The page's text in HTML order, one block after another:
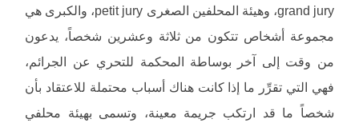
grand jury، وهيئة المحلفين الصغرى petit jury، والكبرى هي
مجموعة أشخاص تتكون من ثلاثة وعشرين شخصاً، يدعون
من وقت إلى آخر بوساطة المحكمة للتحري عن الجرائم،
فهي التي تقرِّر ما إذا كانت هناك أسباب محتملة للاعتقاد بأن
شخصاً ما قد ارتكب جريمة معينة، وتسمى بهيئة محلفي